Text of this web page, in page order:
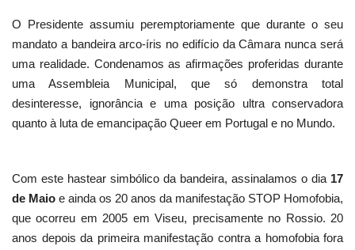
O Presidente assumiu peremptoriamente que durante o seu
mandato a bandeira arco-íris no edifício da Câmara nunca será
uma realidade. Condenamos as afirmações proferidas durante
uma Assembleia Municipal, que só demonstra total
desinteresse, ignorância e uma posição ultra conservadora
quanto à luta de emancipação Queer em Portugal e no Mundo.
Com este hastear simbólico da bandeira, assinalamos o dia 17
de Maio e ainda os 20 anos da manifestação STOP Homofobia,
que ocorreu em 2005 em Viseu, precisamente no Rossio. 20
anos depois da primeira manifestação contra a homofobia fora